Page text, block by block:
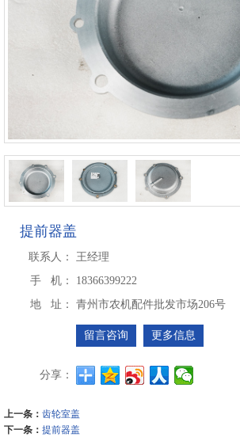
提前器盖
联系人：
王经理
手 机：
18366399222
地 址：
青州市农机配件批发市场206号
留言咨询 更多信息
分享：
上一条： 齿轮室盖
下一条： 提前器盖